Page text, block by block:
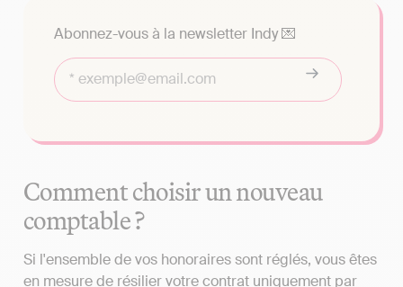
Abonnez-vous à la newsletter Indy 💌
Comment choisir un nouveau
comptable ?
Si l'ensemble de vos honoraires sont réglés, vous êtes
en mesure de résilier votre contrat uniquement par